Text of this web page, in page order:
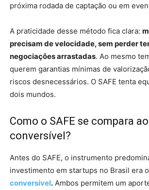
próxima rodada de captação ou em
A praticidade desse método fica clara:
precisam de velocidade, sem perder
negociações arrastadas. Ao mesmo
querem garantias mínimas de
riscos desnecessários. O SAFE tenta
dois mundos.
Como o SAFE se compara
conversível?
Antes do SAFE, o instrumento
investimento em startups no Brasil era o
conversível. Ambos permitem um